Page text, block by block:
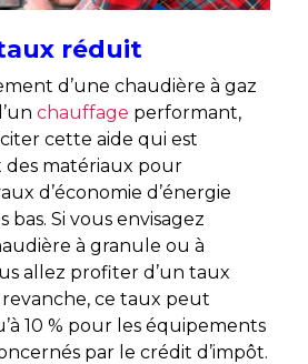
réduit
d’une chaudière à gaz
chauffage performant,
cette aide qui est
des matériaux pour
d’économie d’énergie
bas. Si vous envisagez
à granule ou à
allez profiter d’un taux
revanche, ce taux peut
10 % pour les équipements
par le crédit d’impôt.